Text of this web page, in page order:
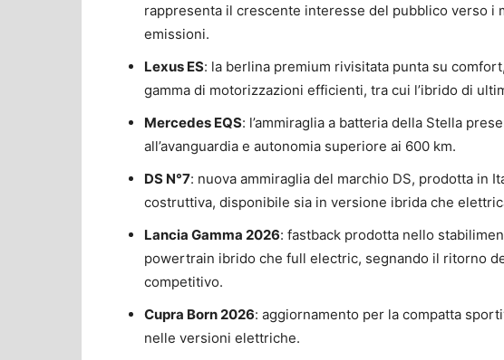
rappresenta il crescente interesse del pubblico verso i
emissioni.
Lexus ES: la berlina premium rivisitata punta su
gamma di motorizzazioni efficienti, tra cui l’ibrido di
Mercedes EQS: l’ammiraglia a batteria della Stella
all’avanguardia e autonomia superiore ai 600 km.
DS N°7: nuova ammiraglia del marchio DS, prodotta in
costruttiva, disponibile sia in versione ibrida che
Lancia Gamma 2026: fastback prodotta nello
powertrain ibrido che full electric, segnando il ritorno
competitivo.
Cupra Born 2026: aggiornamento per la compatta
nelle versioni elettriche.